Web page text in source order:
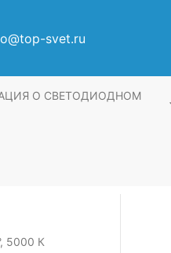
svet.ru
О СВЕТОДИОДНОМ
5000 К